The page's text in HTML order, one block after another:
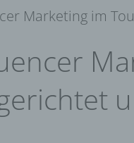
Marketing im